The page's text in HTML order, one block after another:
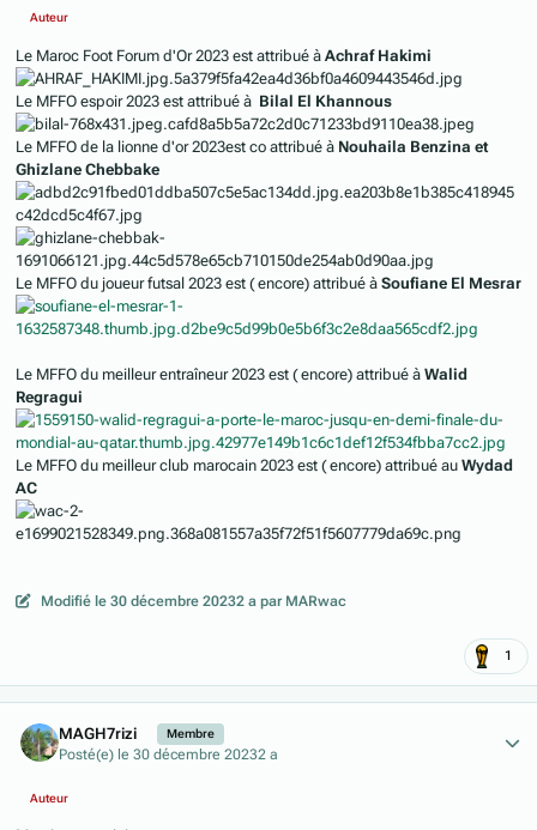
Auteur
Le Maroc Foot Forum d'Or 2023 est attribué à Achraf Hakimi
Le MFFO espoir 2023 est attribué à Bilal El Khannous
Le MFFO de la lionne d'or 2023est co attribué à Nouhaila Benzina et
Ghizlane Chebbake
Le MFFO du joueur futsal 2023 est ( encore) attribué à Soufiane El Mesrar
Le MFFO du meilleur entraîneur 2023 est ( encore) attribué à Walid
Regragui
Le MFFO du meilleur club marocain 2023 est ( encore) attribué au Wydad
AC
Modifiéle 30 décembre 20232 a par MARwac
1
MAGH7rizi Membre
Posté(e) le 30 décembre 20232 a
Auteur